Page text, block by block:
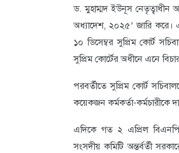
ড. মুহাম্মদ ইউনূস নেতৃত্বাধীন
অধ্যাদেশ, ২০২৫’ জারি
১০ ডিসেম্বর সুপ্রিম কোর্ট
সুপ্রিম কোর্টের অধীনে এনে
পরবর্তীতে সুপ্রিম কোর্ট
কয়েকজন কর্মকর্তা-কর্মচারীকে
এদিকে গত ২ এপ্রিল
সংসদীয় কমিটি অন্তর্বর্তী